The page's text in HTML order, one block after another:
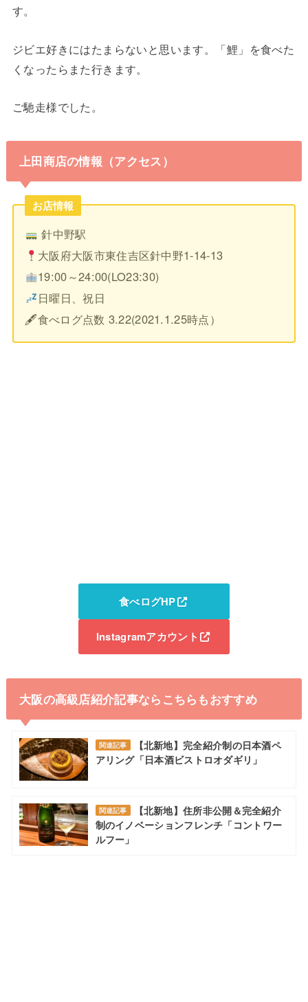
す。
ジビエ好きにはたまらないと思います。「鯉」を食べた
くなったらまた行きます。
ご馳走様でした。
上田商店の情報（アクセス）
お店情報
針中野駅
大阪府大阪市東住吉区針中野1-14-13
19:00～24:00(LO23:30)
日曜日、祝日
🖋食べログ点数 3.22(2021.1.25時点）
食べログHP
Instagramアカウント
大阪の高級店紹介記事ならこちらもおすすめ
関連記事
【北新地】完全紹介制の日本酒ペ
アリング「日本酒ビストロオダギリ」
関連記事
【北新地】住所非公開＆完全紹介
制のイノベーションフレンチ「コントワー
ルフー」